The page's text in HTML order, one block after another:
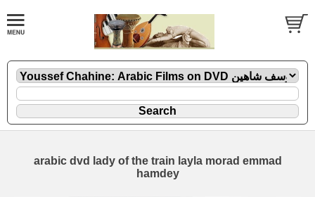
arabic dvd lady of the train layla morad emmad
hamdey